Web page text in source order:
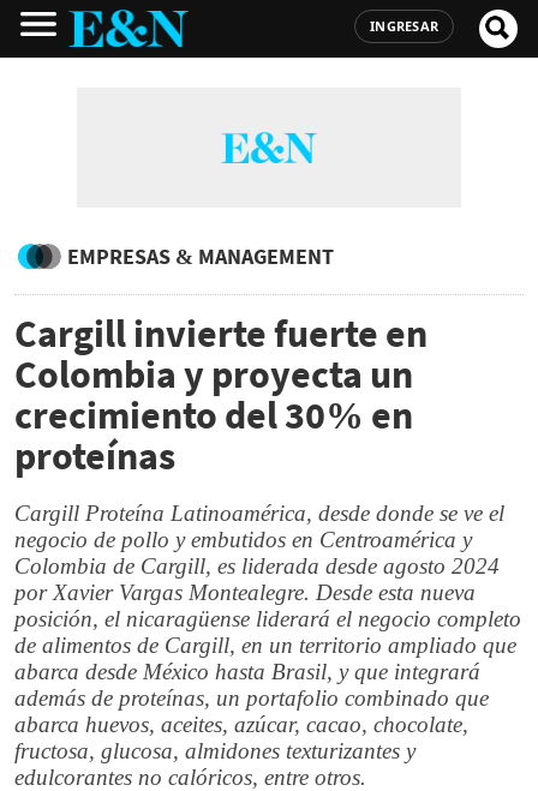
INGRESAR
EMPRESAS & MANAGEMENT
Cargill invierte fuerte en
Colombia y proyecta un
crecimiento del 30% en
proteínas
Cargill Proteína Latinoamérica, desde donde se ve el
negocio de pollo y embutidos en Centroamérica y
Colombia de Cargill, es liderada desde agosto 2024
por Xavier Vargas Montealegre. Desde esta nueva
posición, el nicaragüense liderará el negocio completo
de alimentos de Cargill, en un territorio ampliado que
abarca desde México hasta Brasil, y que integrará
además de proteínas, un portafolio combinado que
abarca huevos, aceites, azúcar, cacao, chocolate,
fructosa, glucosa, almidones texturizantes y
edulcorantes no calóricos, entre otros.